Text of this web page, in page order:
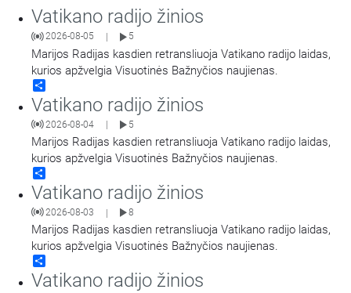
Vatikano radijo žinios
2026-08-05 5
Marijos Radijas kasdien retransliuoja Vatikano radijo laidas,
kurios apžvelgia Visuotinės Bažnyčios naujienas.
Vatikano radijo žinios
2026-08-04 5
Marijos Radijas kasdien retransliuoja Vatikano radijo laidas,
kurios apžvelgia Visuotinės Bažnyčios naujienas.
Vatikano radijo žinios
2026-08-03 | 8
Marijos Radijas kasdien retransliuoja Vatikano radijo laidas,
kurios apžvelgia Visuotinės Bažnyčios naujienas.
Vatikano radijo žinios